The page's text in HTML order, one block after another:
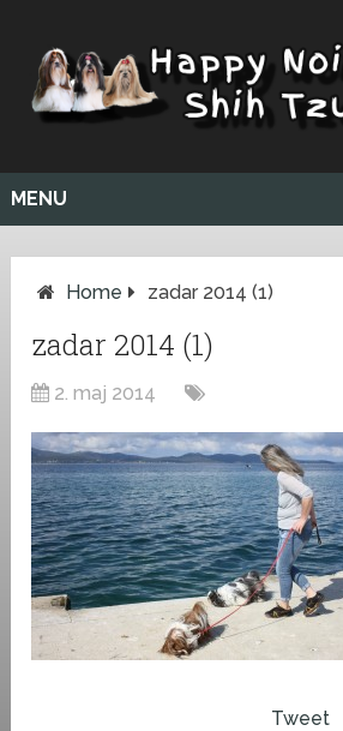
MENU
Home zadar 2014 (1)
zadar 2014 (1)
2. maj 2014
Tweet